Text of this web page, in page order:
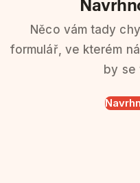
Něco vám tady
formulář, ve kterém
by se